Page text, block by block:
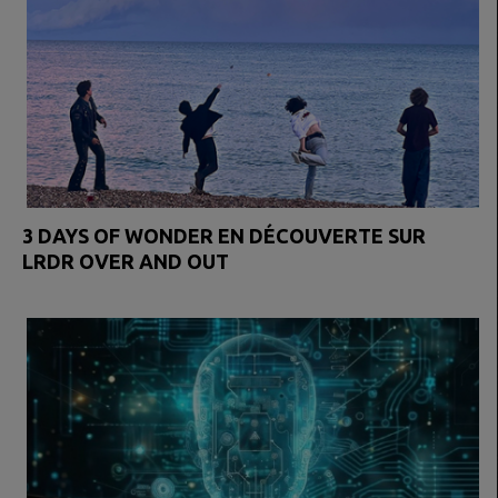
3 DAYS OF WONDER EN DÉCOUVERTE SUR
LRDR OVER AND OUT